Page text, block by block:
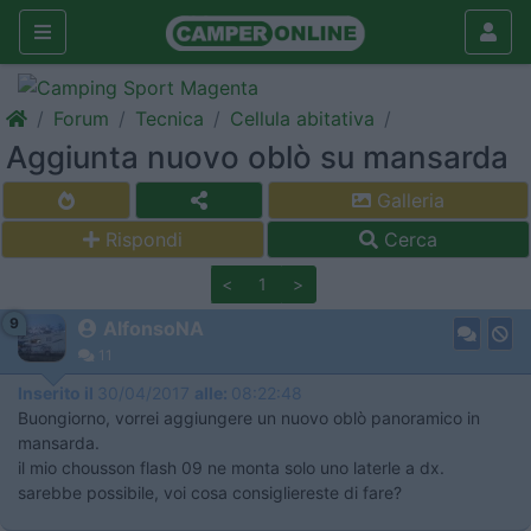
Forum Tecnica Cellula abitativa
Aggiunta nuovo oblò su mansarda
Galleria
Rispondi
Cerca
< 1 >
9 AlfonsoNA
11
Inserito il 30/04/2017 alle: 08:22:48
Buongiorno, vorrei aggiungere un nuovo oblò panoramico in
mansarda.
il mio chousson flash 09 ne monta solo uno laterle a dx.
sarebbe possibile, voi cosa consigliereste di fare?